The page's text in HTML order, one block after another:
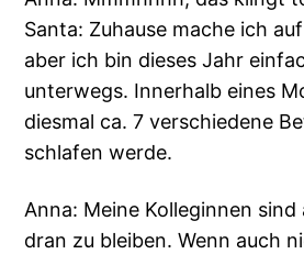
Santa: Zuhause mache ich
aber ich bin dieses Jahr
unterwegs. Innerhalb eines
diesmal ca. 7 verschiedene
schlafen werde.
Anna: Meine Kolleginnen
dran zu bleiben. Wenn auch